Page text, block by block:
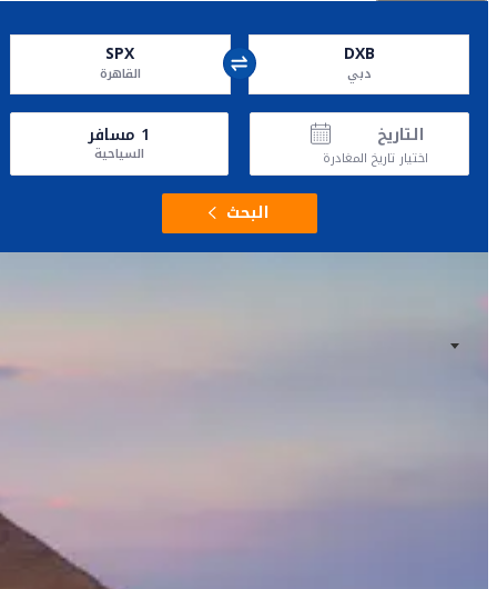
DXB
دبي
SPX
القاهرة
التاريخ
اختيار تاريخ المغادرة
1 مسافر
السياحية
البحث